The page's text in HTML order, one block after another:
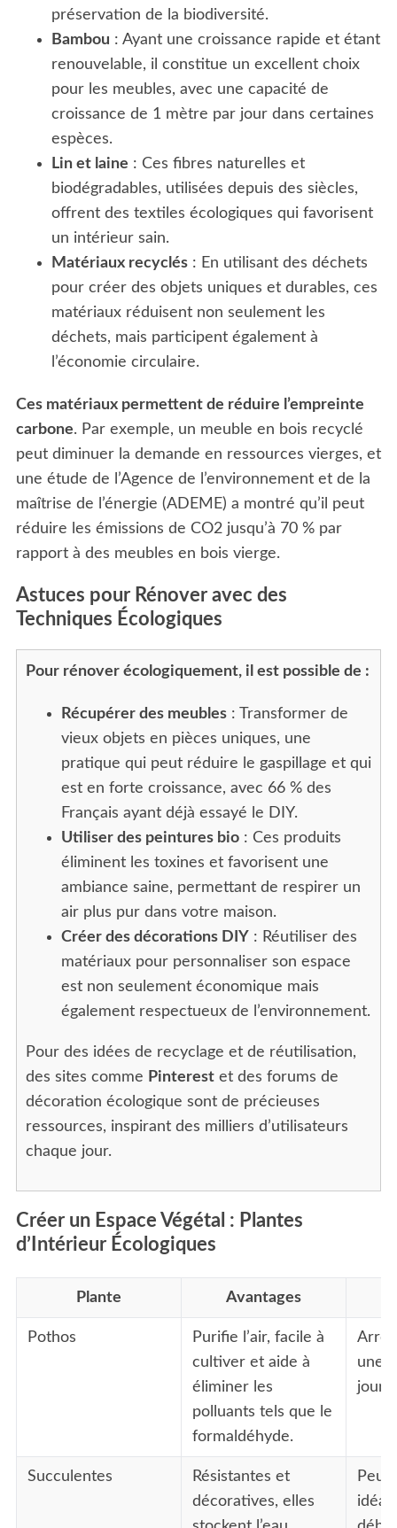
préservation de la biodiversité.
Bambou : Ayant une croissance rapide et étant
renouvelable, il constitue un excellent choix
pour les meubles, avec une capacité de
croissance de 1 mètre par jour dans certaines
espèces.
Lin et laine : Ces fibres naturelles et
biodégradables, utilisées depuis des siècles,
offrent des textiles écologiques qui favorisent
un intérieur sain.
Matériaux recyclés: En utilisant des déchets
pour créer des objets uniques et durables, ces
matériaux réduisent non seulement les
déchets, mais participent également à
l’économie circulaire.
Ces matériaux permettent de réduire l’empreinte
carbone. Par exemple, un meuble en bois recyclé
peut diminuer la demande en ressources vierges, et
une étude de l’Agence de l’environnement et de la
maîtrise de l’énergie (ADEME) a montré qu’il peut
réduire les émissions de CO2 jusqu’à 70 % par
rapport à des meubles en bois vierge.
Astuces pour Rénover avec des
Techniques Écologiques
Pour rénover écologiquement, il est possible de :
Récupérer des meubles: Transformer de
vieux objets en pièces uniques, une
pratique qui peut réduire le gaspillage et qui
est en forte croissance, avec 66 % des
Français ayant déjà essayé le DIY.
Utiliser des peintures bio: Ces produits
éliminent les toxines et favorisent une
ambiance saine, permettant de respirer un
air plus pur dans votre maison.
Créer des décorations DIY : Réutiliser des
matériaux pour personnaliser son espace
est non seulement économique mais
également respectueux de l’environnement.
Pour des idées de recyclage et de réutilisation,
des sites comme Pinterestet des forums de
décoration écologique sont de précieuses
ressources, inspirant des milliers d’utilisateurs
chaque jour.
Créer un Espace Végétal : Plantes
d’Intérieur Écologiques
Plante Avantages
Pothos
Purifie l’air, facile à
cultiver et aide à
éliminer les
polluants tels que le
formaldéhyde.
une
jours
Succulentes
Résistantes et
décoratives, elles
Peu
idéal
e